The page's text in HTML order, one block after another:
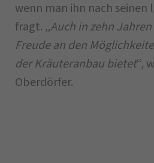
wenn man ihn nach
fragt. „Auch in zehn
Freude an den
der Kräuteranbau bietet“,
Oberdörfer.